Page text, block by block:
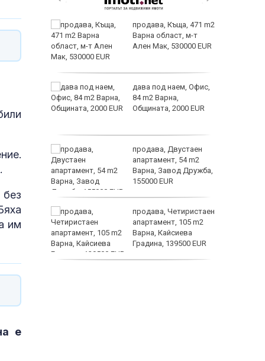
им
е
може
на
върху
на
на
продава, Къща, 471 m2
Варна област, м-т
Ален Мак, 530000 EUR
дава под наем, Офис,
84 m2 Варна,
Общината, 2000 EUR
продава, Двустаен
апартамент, 54 m2
Варна, Завод Дружба,
155000 EUR
продава, Четиристаен
апартамент, 105 m2
Варна, Кайсиева
Градина, 139500 EUR